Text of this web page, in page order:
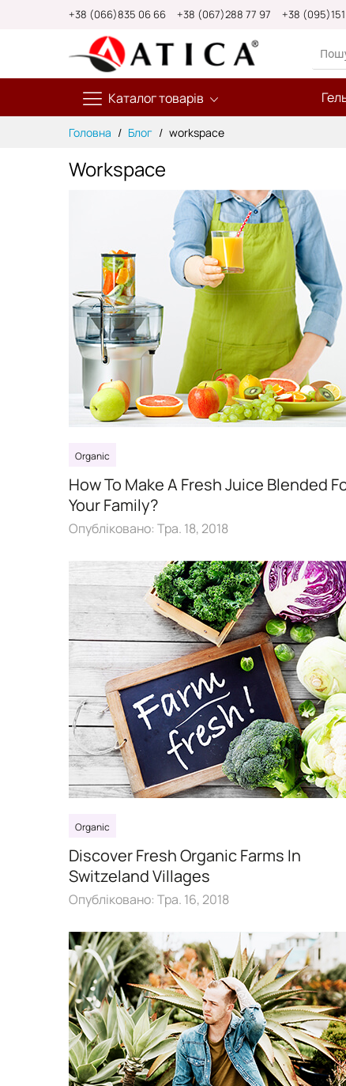
+38 (066)835 06 66 +38 (067)288 77 97 +38
Каталог товарів
Головна Блог workspace
Workspace
Organic
How To Make A Fresh Juice Blended
Your Family?
Опубліковано: Тра. 18, 2018
Organic
Discover Fresh Organic Farms In
Switzeland Villages
Опубліковано: Тра. 16, 2018